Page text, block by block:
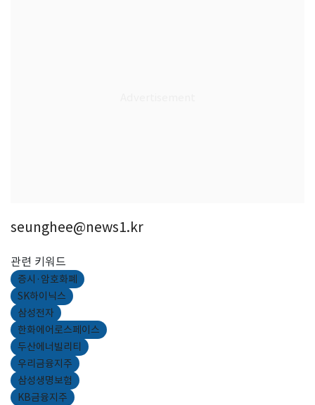
seunghee@news1.kr
관련 키워드
증시·암호화폐
SK하이닉스
삼성전자
한화에어로스페이스
두산에너빌리티
우리금융지주
삼성생명보험
KB금융지주